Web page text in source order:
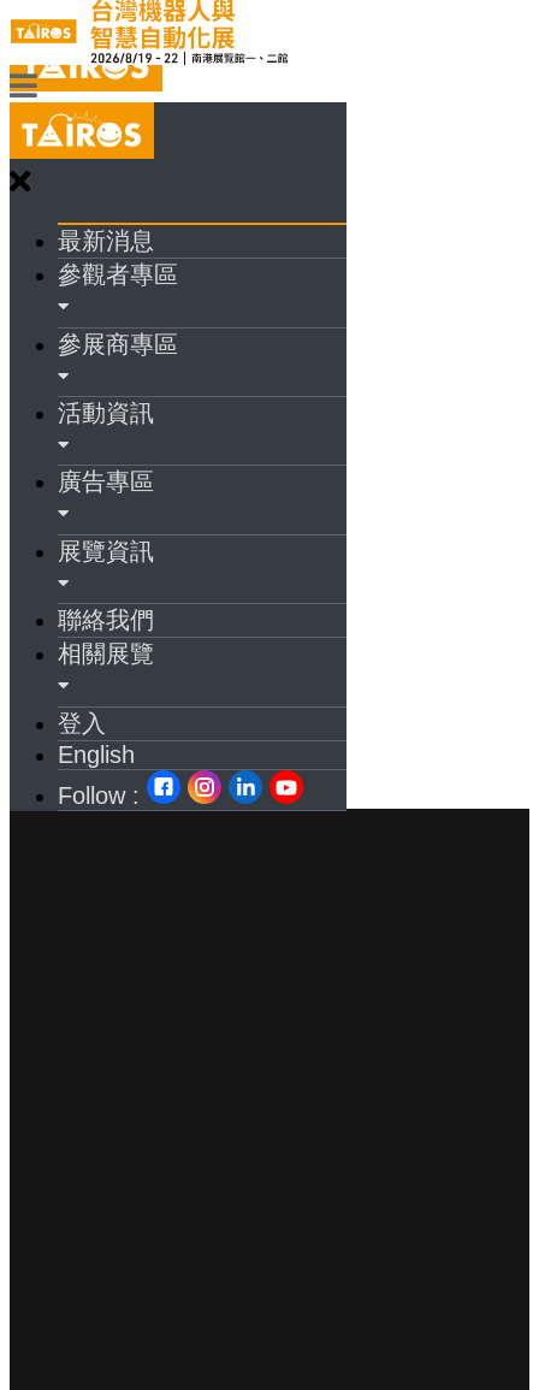
最新消息
參觀者專區
參展商專區
活動資訊
廣告專區
展覽資訊
聯絡我們
相關展覽
登入
English
Follow :